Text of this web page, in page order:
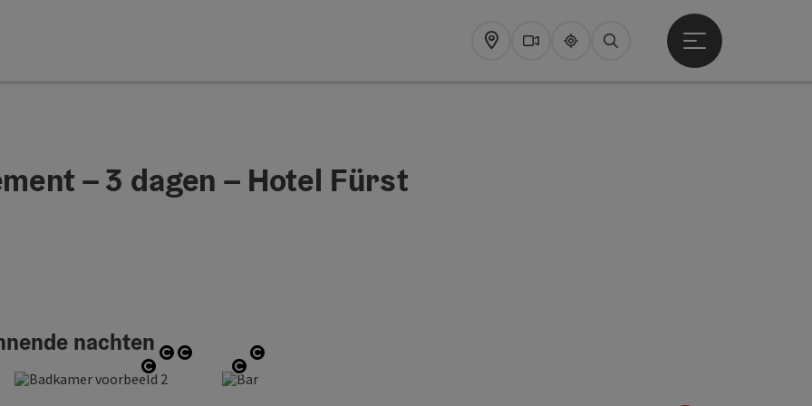
Map WebcamsUpperguide
Zoeken
Startmenu openen
– 3 dagen – Hotel Fürst
nachten
Copyright Start Copyright
Start Copyright
Start Copyright
Start Copyright
Start Copyright